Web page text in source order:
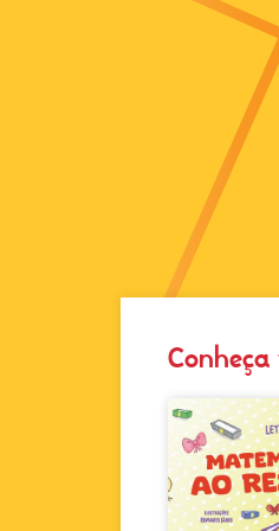
Conheça